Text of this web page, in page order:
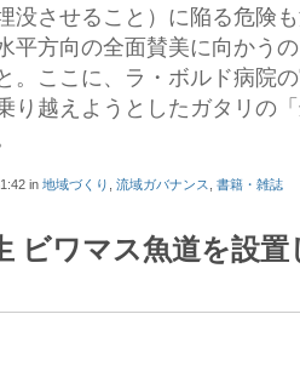
没させること）に陥る危険
平方向の全面賛美に向かう
。ここに、ラ・ボルド病院
り越えようとしたガタリの
in 地域づくり 流域ガバナンス 書籍・雑誌
ビワマス魚道を設